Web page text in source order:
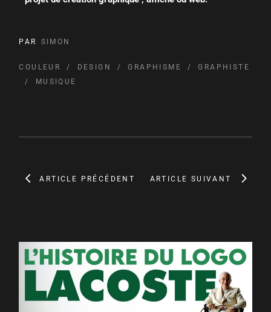
PAR SIMON
COULEUR DESIGN GRAPHISME
GRAPHISTE
MUSIQUE
ARTICLE PRÉCÉDENT ARTICLE SUIVANT